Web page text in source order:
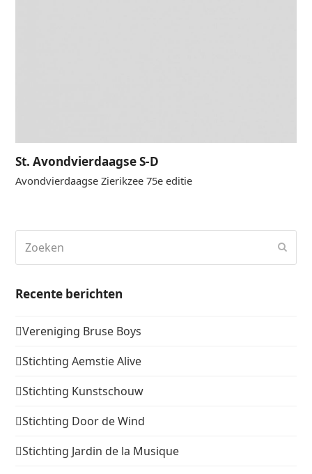
St. Avondvierdaagse S-D
Avondvierdaagse Zierikzee 75e editie
Recente berichten
Vereniging Bruse Boys
Stichting Aemstie Alive
Stichting Kunstschouw
Stichting Door de Wind
Stichting Jardin de la Musique